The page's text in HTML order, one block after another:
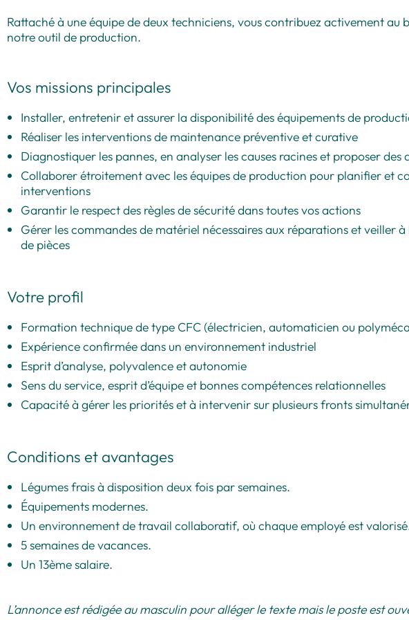
Rattaché à une équipe de deux techniciens, vous contribuez activement au
notre outil de production.
Vos missions principales
Installer, entretenir et assurer la disponibilité des équipements de
Réaliser les interventions de maintenance préventive et curative
Diagnostiquer les pannes, en analyser les causes racines et proposer
Collaborer étroitement avec les équipes de production pour planifier et
interventions
Garantir le respect des règles de sécurité dans toutes vos actions
Gérer les commandes de matériel nécessaires aux réparations et veiller
de pièces
Votre profil
Formation technique de type CFC (électricien, automaticien ou
Expérience confirmée dans un environnement industriel
Esprit d’analyse, polyvalence et autonomie
Sens du service, esprit d’équipe et bonnes compétences relationnelles
Capacité à gérer les priorités et à intervenir sur plusieurs fronts
Conditions et avantages
Légumes frais à disposition deux fois par semaines.
Équipements modernes.
Un environnement de travail collaboratif, où chaque employé est
5 semaines de vacances.
Un 13ème salaire.
L’annonce est rédigée au masculin pour alléger le texte mais le poste est